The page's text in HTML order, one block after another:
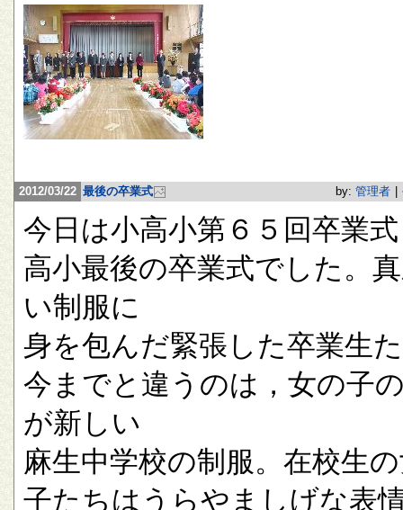
2012/03/22 最後の卒業式 by: 管理者
今日は小高小第６５回卒業
高小最後の卒業式でした。
い制服に
身を包んだ緊張した卒業生
今までと違うのは，女の子
が新しい
麻生中学校の制服。在校生
子たちはうらやましげな表